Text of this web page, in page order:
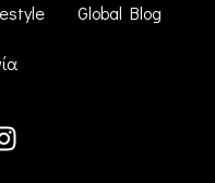
Global Blog